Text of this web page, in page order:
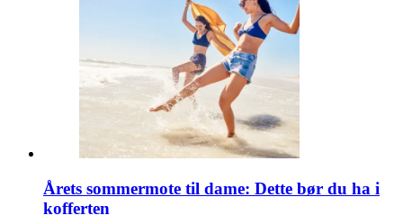
Årets sommermote til dame: Dette bør du ha i
kofferten